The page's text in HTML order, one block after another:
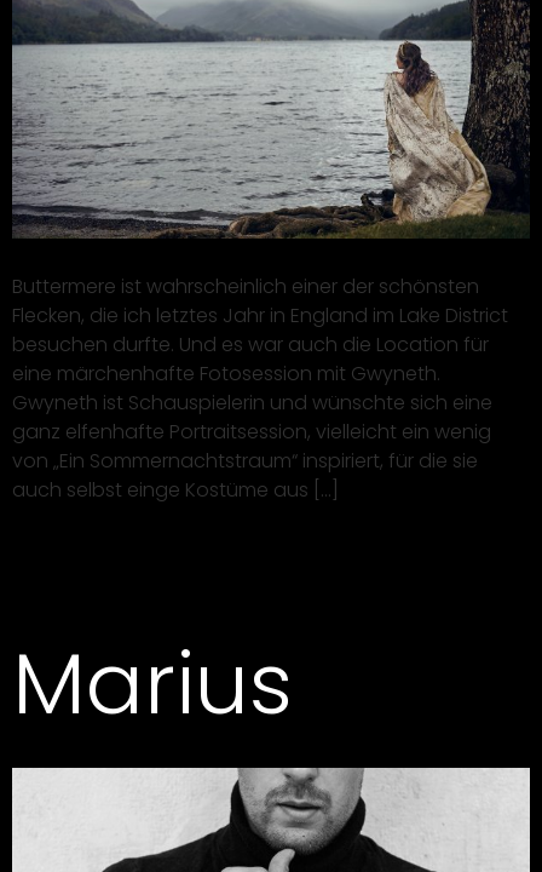
Buttermere ist wahrscheinlich einer der schönsten
Flecken, die ich letztes Jahr in England im Lake District
besuchen durfte. Und es war auch die Location für
eine märchenhafte Fotosession mit Gwyneth.
Gwyneth ist Schauspielerin und wünschte sich eine
ganz elfenhafte Portraitsession, vielleicht ein wenig
von „Ein Sommernachtstraum“ inspiriert, für die sie
auch selbst einge Kostüme aus […]
Marius